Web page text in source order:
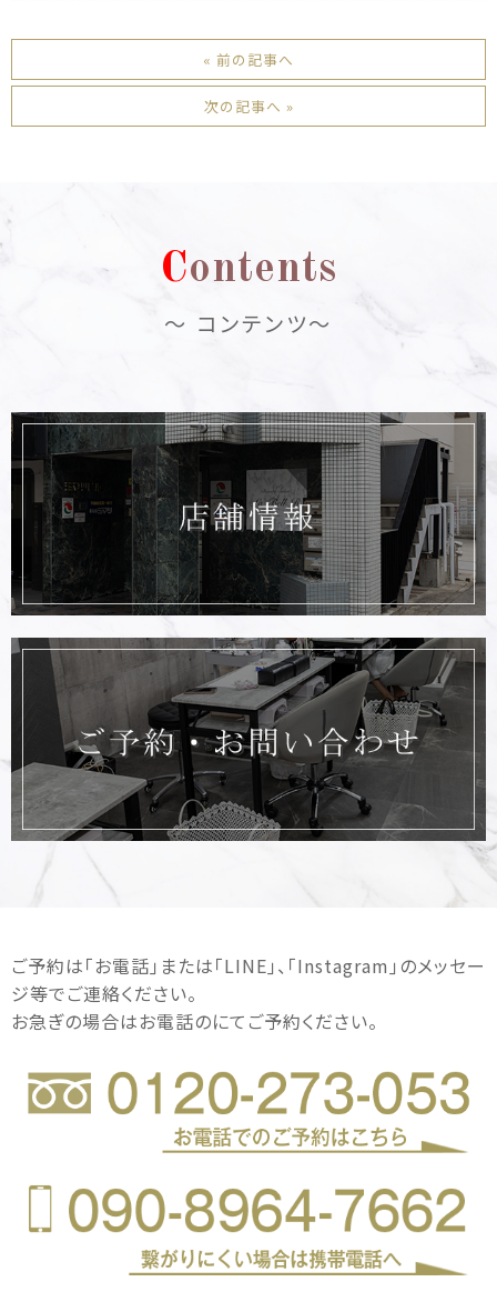
« 前の記事へ
次の記事へ »
Contents
～ コンテンツ～
ご予約は｢お電話｣または｢LINE｣、｢Instagram｣のメッセー
ジ等でご連絡ください。
お急ぎの場合はお電話のにてご予約ください。